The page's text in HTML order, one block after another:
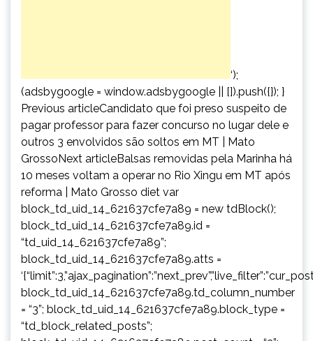
‘);
(adsbygoogle = window.adsbygoogle || []).push({}); }
Previous articleCandidato que foi preso suspeito de
pagar professor para fazer concurso no lugar dele e
outros 3 envolvidos são soltos em MT | Mato
GrossoNext articleBalsas removidas pela Marinha há
10 meses voltam a operar no Rio Xingu em MT após
reforma | Mato Grosso diet var
block_td_uid_14_621637cfe7a89 = new tdBlock();
block_td_uid_14_621637cfe7a89.id =
“td_uid_14_621637cfe7a89”;
block_td_uid_14_621637cfe7a89.atts =
block_td_uid_14_621637cfe7a89.td_column_number
= “3”; block_td_uid_14_621637cfe7a89.block_type =
“td_block_related_posts”;